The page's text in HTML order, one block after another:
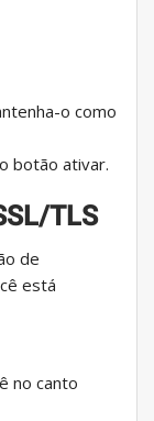
o como
botão ativar.
TLS
de
está
no canto